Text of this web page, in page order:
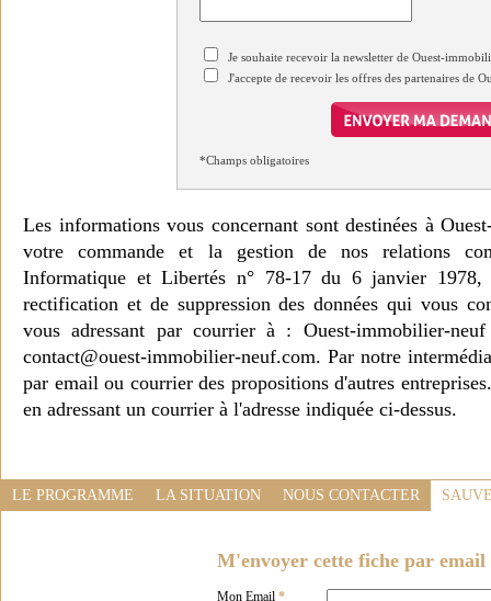
Je souhaite recevoir la newsletter de Ouest-
J'accepte de recevoir les offres des partenaires de
*Champs obligatoires
Les informations vous concernant sont destinées à
votre commande et la gestion de nos relations
Informatique et Libertés n° 78-17 du 6 janvier 1978,
rectification et de suppression des données qui vous
vous adressant par courrier à : Ouest-immobilier-
contact@ouest-immobilier-neuf.com. Par notre
par email ou courrier des propositions d'autres
en adressant un courrier à l'adresse indiquée ci-dessus.
LE PROGRAMME LA SITUATION NOUS CONTACTER
M'envoyer cette fiche par email
Mon Email *